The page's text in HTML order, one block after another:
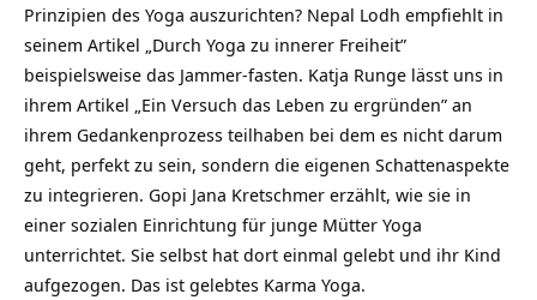
Prinzipien des Yoga auszurichten? Nepal Lodh empfiehlt in
seinem Artikel „Durch Yoga zu innerer Freiheit”
beispielsweise das Jammer-fasten. Katja Runge lässt uns in
ihrem Artikel „Ein Versuch das Leben zu ergründen” an
ihrem Gedankenprozess teilhaben bei dem es nicht darum
geht, perfekt zu sein, sondern die eigenen Schattenaspekte
zu integrieren. Gopi Jana Kretschmer erzählt, wie sie in
einer sozialen Einrichtung für junge Mütter Yoga
unterrichtet. Sie selbst hat dort einmal gelebt und ihr Kind
aufgezogen. Das ist gelebtes Karma Yoga.